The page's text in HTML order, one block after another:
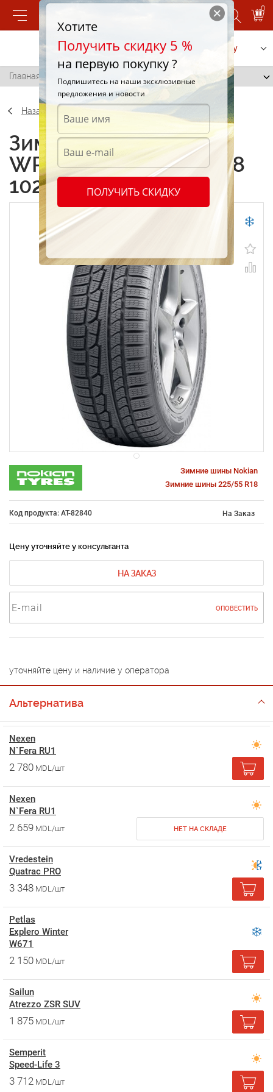
0
Позвонить Заказать услугу
Главная / Nokian WR G2 SUV 225/55 R18 102T
Назад
Зимние шины Nokian
WR G2 SUV 225/55 R18
102T
Зимние шины Nokian
Зимние шины 225/55 R18
Код продукта: AT-82840 На Заказ
Цену уточняйте у консультанта
НА ЗАКАЗ
ОПОВЕСТИТЬ
уточняйте цену и наличие у оператора
Альтернатива
Nexen
N`Fera RU1
2 780 MDL/шт
Nexen
N`Fera RU1
2 659 MDL/шт НЕТ НА СКЛАДЕ
Vredestein
Quatrac PRO
3 348 MDL/шт
Petlas
Explero Winter
W671
2 150 MDL/шт
Sailun
Atrezzo ZSR SUV
1 875 MDL/шт
Semperit
Speed-Life 3
3 712 MDL/шт
Хотите
Получить скидку 5 %
на первую покупку ?
Подпишитесь на наши эксклюзивные
предложения и новости
ПОЛУЧИТЬ СКИДКУ